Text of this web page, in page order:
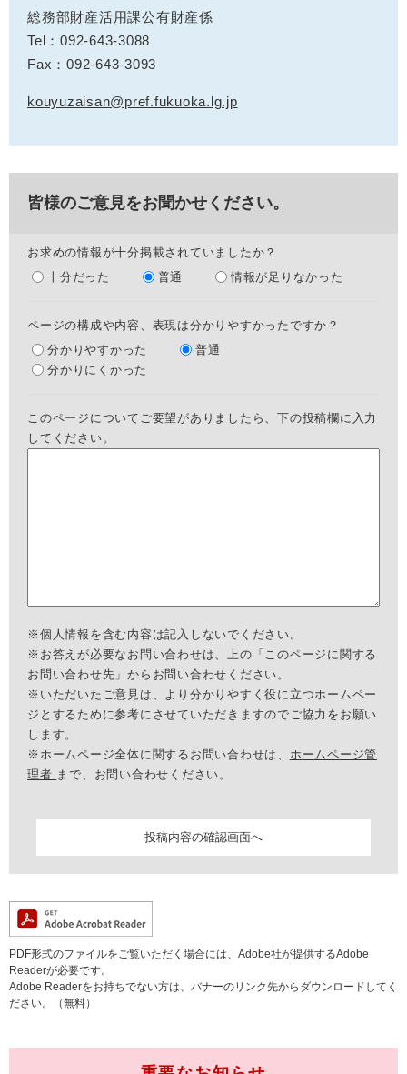
総務部財産活用課公有財産係
Tel：092-643-3088
Fax：092-643-3093
kouyuzaisan@pref.fukuoka.lg.jp
皆様のご意見をお聞かせください。
お求めの情報が十分掲載されていましたか？
十分だった
普通 情報が足りなかった
ページの構成や内容、表現は分かりやすかったですか？
分かりやすかった
普通
分かりにくかった
このページについてご要望がありましたら、下の投稿欄に入力
してください。
※個人情報を含む内容は記入しないでください。
※お答えが必要なお問い合わせは、上の「このページに関する
お問い合わせ先」からお問い合わせください。
※いただいたご意見は、より分かりやすく役に立つホームペー
ジとするために参考にさせていただきますのでご協力をお願い
します。
※ホームページ全体に関するお問い合わせは、 ホームページ管
理者 まで、お問い合わせください。
PDF形式のファイルをご覧いただく場合には、Adobe社が提供するAdobe
Readerが必要です。
Adobe Readerをお持ちでない方は、バナーのリンク先からダウンロードしてく
ださい。（無料）